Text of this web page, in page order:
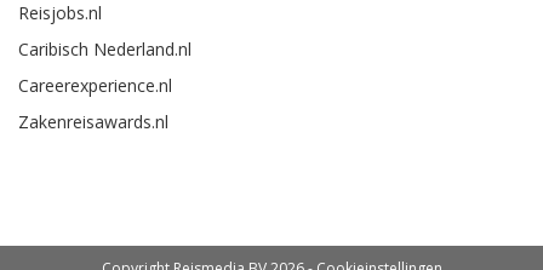
Reisjobs.nl
Caribisch Nederland.nl
Careerexperience.nl
Zakenreisawards.nl